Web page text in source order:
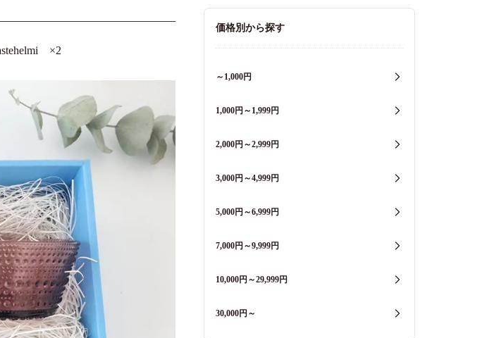
×2
価格別から探す
～1,000円
1,000円～1,999円
2,000円～2,999円
3,000円～4,999円
5,000円～6,999円
7,000円～9,999円
10,000円～29,999円
30,000円～